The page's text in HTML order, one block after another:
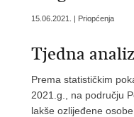
15.06.2021. | Priopćenja
Tjedna
Prema statističkim
2021.g., na području
lakše ozlijeđene